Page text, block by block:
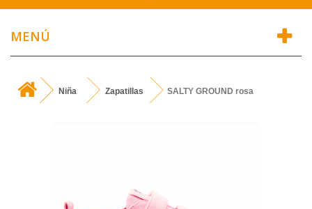
MENÚ
Niña Zapatillas SALTY GROUND rosa